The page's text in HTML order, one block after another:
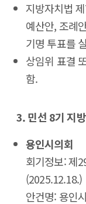
지방자치법
예산안, 조례
기명 투표를
상임위 표결
함.
3. 민선 8기 지
용인시의회
회기정보: 제
(2025.12.18.)
안건명: 용인